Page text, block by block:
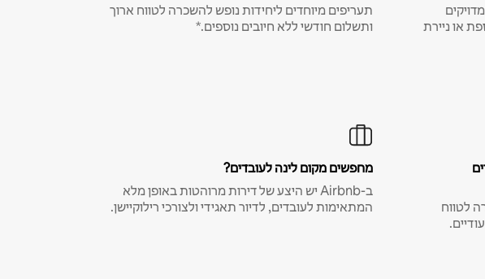
או ניירת
תעריפים מיוחדים ליחידות נופש להשכרה לטווח ארוך
ותשלום חודשי ללא חיובים נוספים.*
לטווח
מחפשים מקום לינה לעובדים?
ב-Airbnb יש היצע של דירות מרוהטות באופן מלא
המתאימות לעובדים, לדיור תאגידי ולצורכי רילוקיישן.